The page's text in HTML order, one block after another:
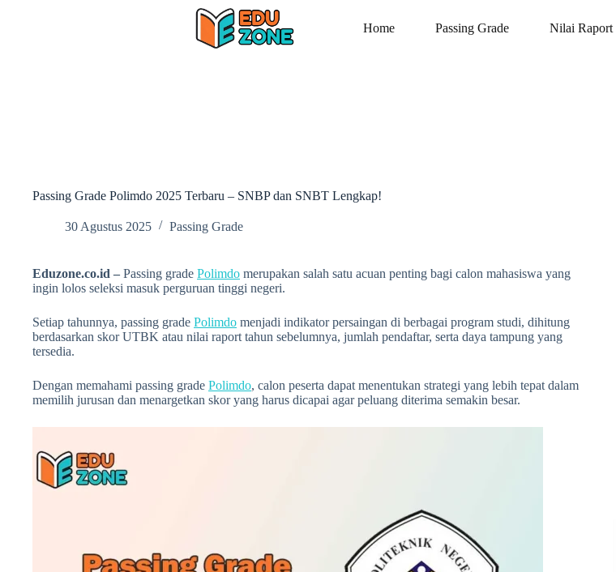
Home Passing Grade Nilai Raport
Passing Grade Polimdo 2025 Terbaru – SNBP dan SNBT Lengkap!
30 Agustus 2025 Passing Grade
Eduzone.co.id – Passing grade Polimdo merupakan salah satu acuan penting bagi calon mahasiswa yang
ingin lolos seleksi masuk perguruan tinggi negeri.
Setiap tahunnya, passing grade Polimdo menjadi indikator persaingan di berbagai program studi, dihitung
berdasarkan skor UTBK atau nilai raport tahun sebelumnya, jumlah pendaftar, serta daya tampung yang
tersedia.
Dengan memahami passing grade Polimdo, calon peserta dapat menentukan strategi yang lebih tepat dalam
memilih jurusan dan menargetkan skor yang harus dicapai agar peluang diterima semakin besar.